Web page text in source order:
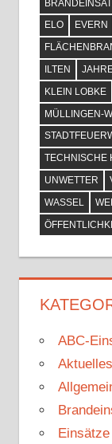
ELO
EVERN
ILTEN
KLEIN LOBKE
MÜLLINGEN-
TECHNISCHE
UNWETTER
WASSEL
ABC-
Aktuelles
Einsätze